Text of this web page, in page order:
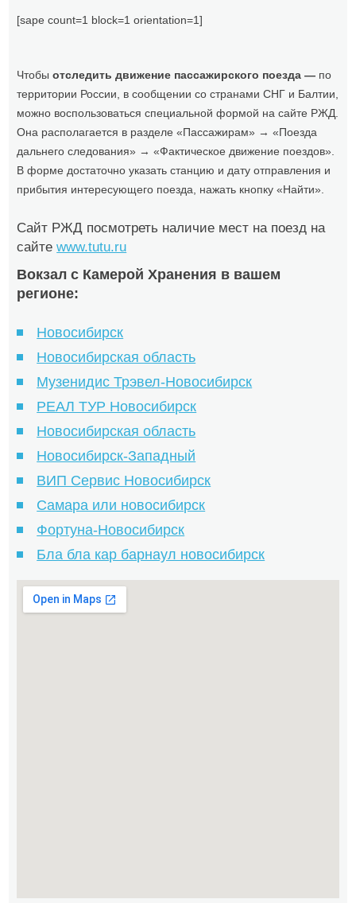
[sape count=1 block=1 orientation=1]
Чтобыотследить движение пассажирского поезда — по
территории России, в сообщении со странами СНГ и Балтии,
можно воспользоваться специальной формой на сайте РЖД.
Она располагается в разделе «Пассажирам» → «Поезда
дальнего следования» → «Фактическое движение поездов».
В форме достаточно указать станцию и дату отправления и
прибытия интересующего поезда, нажать кнопку «Найти».
Сайт РЖД посмотреть наличие мест на поезд на
сайтеwww.tutu.ru
Вокзал с Камерой Хранения в вашем
регионе:
Новосибирск
Новосибирская область
Музенидис Трэвел-Новосибирск
РЕАЛ ТУР Новосибирск
Новосибирская область
Новосибирск-Западный
ВИП Сервис Новосибирск
Самара или новосибирск
Фортуна-Новосибирск
Бла бла кар барнаул новосибирск